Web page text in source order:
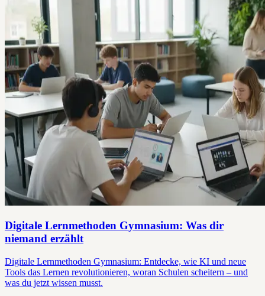
Digitale Lernmethoden Gymnasium: Was dir
niemand erzählt
Digitale Lernmethoden Gymnasium: Entdecke, wie KI und neue
Tools das Lernen revolutionieren, woran Schulen scheitern – und
was du jetzt wissen musst.